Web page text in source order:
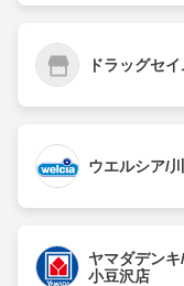
ドラッグセ
ウエルシア/
ヤマダデン
小豆沢店